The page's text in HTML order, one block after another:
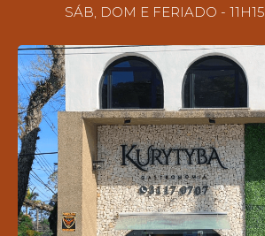
SÁB, DOM E FERIADO -